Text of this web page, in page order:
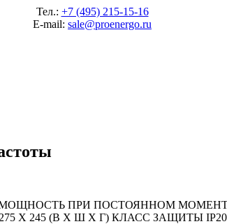
Тел.: +7 (495) 215-15-16
E-mail: sale@proenergo.ru
МОЩНОСТЬ ПРИ ПОСТОЯННОМ
X 245 (В X Ш X Г) КЛАСС ЗАЩИТЫ